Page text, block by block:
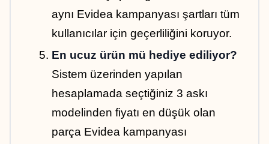
aynı Evidea kampanyası şartları tüm
kullanıcılar için geçerliliğini koruyor.
En ucuz ürün mü hediye ediliyor?
Sistem üzerinden yapılan
hesaplamada seçtiğiniz 3 askı
modelinden fiyatı en düşük olan
parça Evidea kampanyası